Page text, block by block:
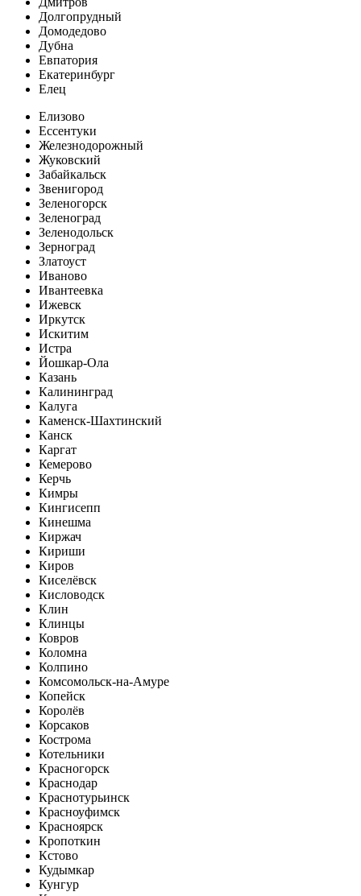
Долгопрудный
Домодедово
Дубна
Евпатория
Екатеринбург
Елец
Елизово
Ессентуки
Железнодорожный
Жуковский
Забайкальск
Звенигород
Зеленогорск
Зеленоград
Зеленодольск
Зерноград
Златоуст
Иваново
Ивантеевка
Ижевск
Иркутск
Искитим
Истра
Йошкар-Ола
Казань
Калининград
Калуга
Каменск-Шахтинский
Канск
Каргат
Кемерово
Керчь
Кимры
Кингисепп
Кинешма
Киржач
Кириши
Киров
Киселёвск
Кисловодск
Клин
Клинцы
Ковров
Коломна
Колпино
Комсомольск-на-Амуре
Копейск
Королёв
Корсаков
Кострома
Котельники
Красногорск
Краснодар
Краснотурьинск
Красноуфимск
Красноярск
Кропоткин
Кстово
Кудымкар
Кунгур